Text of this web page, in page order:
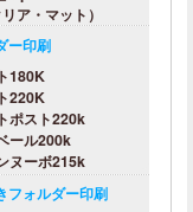
ア・マット）
ー印刷
180K
220K
ポスト220k
ール200k
ヌーボ215k
ォルダー印刷